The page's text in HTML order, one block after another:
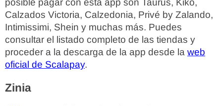
posible pagar con esta app son Taurus, Kiko,
Calzados Victoria, Calzedonia, Privé by Zalando,
Intimissimi, Shein y muchas más. Puedes
consultar el listado completo de las tiendas y
proceder a la descarga de la app desde la web
oficial de Scalapay.
Zinia